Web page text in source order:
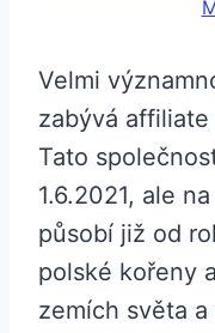
Velmi
zabývá
Tato
1.6.2021, ale
působí již od
polské kořeny
zemích světa